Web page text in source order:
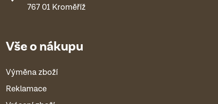
767 01 Kroměříž
Vše o nákupu
Výměna zboží
Reklamace